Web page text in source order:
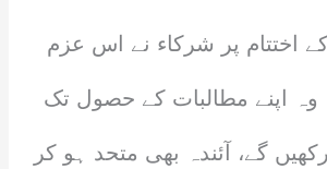
اختتام پر شرکاء نے اس عزم
وہ اپنے مطالبات کے حصول تک
گے، آئندہ بھی متحد ہو کر